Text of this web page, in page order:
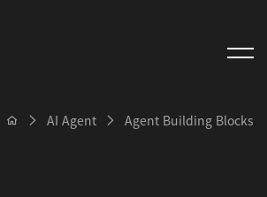
AI Agent Agent Building Blocks